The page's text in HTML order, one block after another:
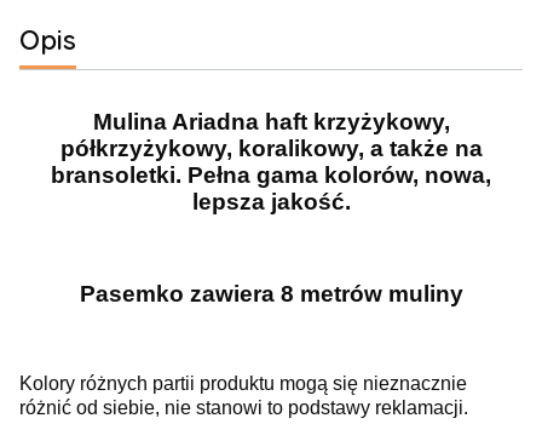
Opis
Mulina Ariadna haft krzyżykowy,
półkrzyżykowy, koralikowy, a także na
bransoletki. Pełna gama kolorów, nowa,
lepsza jakość.
Pasemko zawiera 8 metrów muliny
Kolory różnych partii produktu mogą się nieznacznie
różnić od siebie, nie stanowi to podstawy reklamacji.